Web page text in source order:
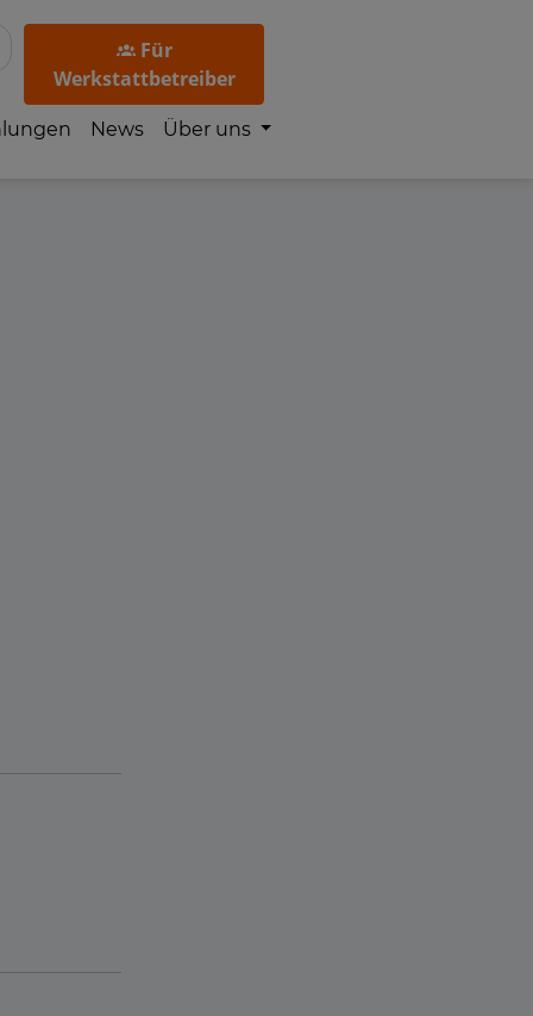
Für
Werkstattbetreiber
News Über uns